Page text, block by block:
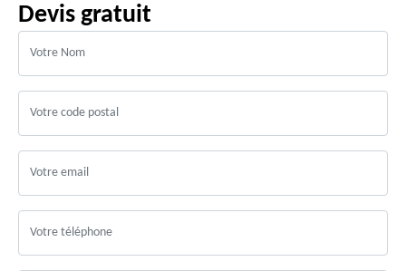
Devis gratuit